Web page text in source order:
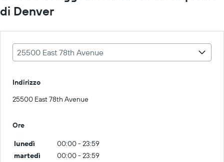
di Denver
25500 East 78th Avenue
Indirizzo
25500 East 78th Avenue
Ore
lunedì
00:00 - 23:59
martedì
00:00 - 23:59